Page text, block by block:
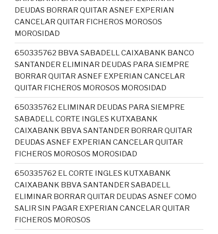
DEUDAS BORRAR QUITAR ASNEF EXPERIAN
CANCELAR QUITAR FICHEROS MOROSOS
MOROSIDAD
650335762 BBVA SABADELL CAIXABANK BANCO
SANTANDER ELIMINAR DEUDAS PARA SIEMPRE
BORRAR QUITAR ASNEF EXPERIAN CANCELAR
QUITAR FICHEROS MOROSOS MOROSIDAD
650335762 ELIMINAR DEUDAS PARA SIEMPRE
SABADELL CORTE INGLES KUTXABANK
CAIXABANK BBVA SANTANDER BORRAR QUITAR
DEUDAS ASNEF EXPERIAN CANCELAR QUITAR
FICHEROS MOROSOS MOROSIDAD
650335762 EL CORTE INGLES KUTXABANK
CAIXABANK BBVA SANTANDER SABADELL
ELIMINAR BORRAR QUITAR DEUDAS ASNEF COMO
SALIR SIN PAGAR EXPERIAN CANCELAR QUITAR
FICHEROS MOROSOS